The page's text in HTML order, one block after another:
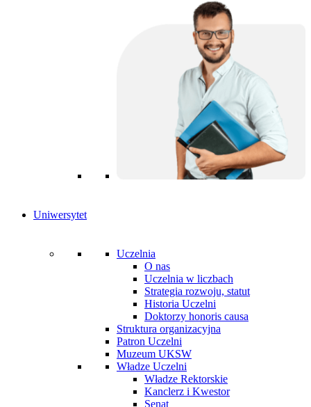
Uniwersytet
Uczelnia
O nas
Uczelnia w liczbach
Strategia rozwoju, statut
Historia Uczelni
Doktorzy honoris causa
Struktura organizacyjna
Patron Uczelni
Muzeum UKSW
Władze Uczelni
Władze Rektorskie
Kanclerz i Kwestor
Senat